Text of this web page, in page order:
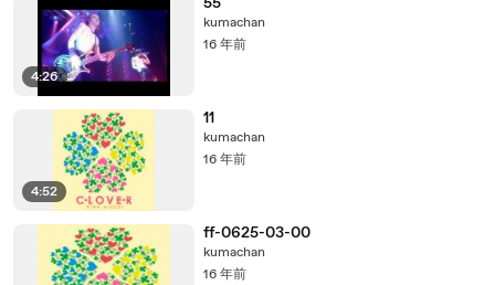
4:26
kumachan
16 年前
4:52
11
kumachan
16 年前
ff-0625-03-00
kumachan
16 年前